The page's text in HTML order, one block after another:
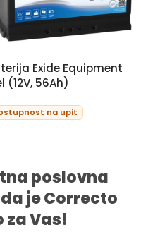
Exide Equipment
(12V, 56Ah)
na upit
poslovna
je Correcto
Vas!